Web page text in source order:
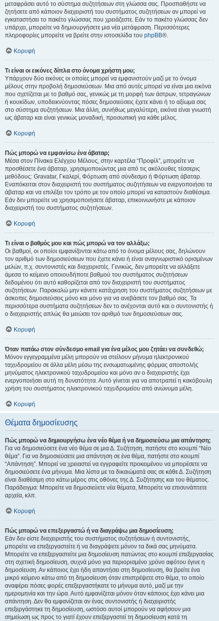
μεταφράσει αυτό το σύστημα συζητήσεων στη γλώσσα σας. Προσπαθήστε να
ζητήσετε από κάποιον διαχειριστή του συστήματος συζητήσεων αν μπορεί να
εγκαταστήσει το πακέτο γλώσσας που χρειάζεστε. Εάν το πακέτο γλώσσας δεν
υπάρχει, μπορείτε να δημιουργήσετε μια νέα μετάφραση. Περισσότερες
πληροφορίες μπορείτε να βρείτε στην ιστοσελίδα του phpBB®.
Κορυφή
Τι είναι οι εικόνες δίπλα στο όνομα χρήστη μου;
Υπάρχουν δύο εικόνες οι οποίες μπορεί να εμφανιστούν μαζί με το όνομα
μέλους στην προβολή δημοσιεύσεων. Μια από αυτές μπορεί να είναι μια εικόνα
που σχετίζεται με το βαθμό σας, γενικώς με τη μορφή των άστρων, τετραγώνων
ή κουκίδων, υποδεικνύοντας πόσες δημοσιεύσεις έχετε κάνει ή το αξίωμα σας
στο σύστημα συζητήσεων. Μια άλλη, συνήθως μεγαλύτερη, εικόνα είναι γνωστή
ως άβαταρ και είναι γενικώς μοναδική, προσωπική για κάθε μέλος.
Κορυφή
Πώς μπορώ να εμφανίσω ένα άβαταρ;
Μέσα στον Πίνακα Ελέγχου Μέλους, στην καρτέλα “Προφίλ”, μπορείτε να
προσθέσετε ένα άβαταρ, χρησιμοποιώντας μια από τις ακόλουθες τέσσερις
μεθόδους: Gravatar, Γκαλερί, Φόρτωση από σύνδεσμο ή Φόρτωση άβαταρ.
Εναπόκειται στον διαχειριστή του συστήματος συζητήσεων να ενεργοποιήσει τα
άβαταρ και να επιλέξει τον τρόπο με τον οποίο μπορεί να καταστούν διαθέσιμα.
Εάν δεν μπορείτε να χρησιμοποιήσετε άβαταρ, επικοινωνήστε με κάποιον
διαχειριστή του συστήματος συζητήσεων.
Κορυφή
Τι είναι ο βαθμός μου και πώς μπορώ να τον αλλάξω;
Οι βαθμοί, οι οποίοι εμφανίζονται κάτω από το όνομα μέλους σας, δηλώνουν
τον αριθμό των δημοσιεύσεων που έχετε κάνει ή είναι αναγνωριστικό ορισμένων
μελών, π.χ. συντονιστές και διαχειριστές. Γενικώς, δεν μπορείτε να αλλάξετε
άμεσα το κείμενο οποιουδήποτε βαθμού του συστήματος συζητήσεων
δεδομένου ότι αυτό καθορίζεται από τον διαχειριστή του συστήματος
συζητήσεων. Παρακαλώ μην κάνετε κατάχρηση του συστήματος συζητήσεων με
άσκοπες δημοσιεύσεις μόνο και μόνο για να ανεβάσετε τον βαθμό σας. Τα
περισσότερα συστήματα συζητήσεων δεν το ανέχονται αυτό και ο συντονιστής ή
ο διαχειριστής απλώς θα μειώσει τον αριθμό των δημοσιεύσεων σας.
Κορυφή
Όταν πατάω στον σύνδεσμο email για ένα μέλος μου ζητάει να συνδεθώ;
Μόνον εγγεγραμμένα μέλη μπορούν να στείλουν μήνυμα ηλεκτρονικού
ταχυδρομείου σε άλλα μέλη μέσω της ενσωματωμένης φόρμας αποστολής
μηνύματος ηλεκτρονικού ταχυδρομείου και μόνο αν ο διαχειριστής έχει
ενεργοποιήσει αυτή τη δυνατότητα. Αυτό γίνεται για να αποτραπεί η κακόβουλη
χρήση του συστήματος ηλεκτρονικού ταχυδρομείου από ανώνυμα μέλη.
Κορυφή
Θέματα δημοσίευσης
Πώς μπορώ να δημιουργήσω ένα νέο θέμα ή να δημοσιεύσω μια απάντηση;
Για να δημοσιεύσετε ένα νέο θέμα σε μια Δ. Συζήτηση, πατήστε στο κουμπί “Νέο
θέμα”. Για να δημοσιεύσετε μια απάντηση σε ένα θέμα, πατήστε στο κουμπί
“Απάντηση”. Μπορεί να χρειαστεί να εγγραφείτε προκειμένου να μπορέσετε να
δημοσιεύσετε ένα μήνυμα. Μια λίστα με τα δικαιώματά σας σε κάθε Δ. Συζήτηση
είναι διαθέσιμη στο κάτω μέρος στις οθόνες της Δ. Συζήτησης και του θέματος.
Παράδειγμα: Μπορείτε να δημοσιεύετε νέα θέματα, Μπορείτε να επισυνάπτετε
αρχεία, κλπ.
Κορυφή
Πώς μπορώ να επεξεργαστώ ή να διαγράψω μια δημοσίευση;
Εάν δεν είστε διαχειριστής του συστήματος συζητήσεων ή συντονιστής,
μπορείτε να επεξεργαστείτε ή να διαγράψετε μόνον τα δικά σας μηνύματα.
Μπορείτε να επεξεργαστείτε μια δημοσίευση πατώντας στο κουμπί επεξεργασίας
στη σχετική δημοσίευση, συχνά μόνο για περιορισμένο χρόνο αφότου έγινε η
δημοσίευση. Αν κάποιος έχει ήδη απαντήσει στη δημοσίευση, θα βρείτε ένα
μικρό κείμενο κάτω από τη δημοσίευση όταν επιστρέψετε στο θέμα, το οποίο
αναφέρει πόσες φορές επεξεργαστήκατε το μήνυμα αυτό, μαζί με την
ημερομηνία και την ώρα. Αυτό εμφανίζεται μόνον όταν κάποιος έχει κάνει μια
απάντηση. Δεν θα εμφανίζεται αν ένας συντονιστής ή διαχειριστής
επεξεργάστηκε τη δημοσίευση, ωστόσο αυτοί μπορούν να αφήσουν μια
σημείωση ως προς το γιατί έχουν επεξεργαστεί τη δημοσίευση κατά τη